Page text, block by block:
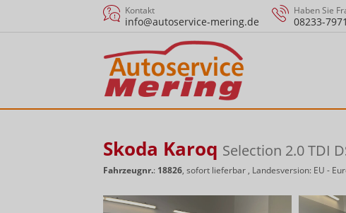
Kontakt
info@autoservice-mering.de
Haben Sie
08233-
Skoda Karoq Selection 2.0 TDI
Fahrzeugnr.: 18826, sofort lieferbar , Landesversion: EU -